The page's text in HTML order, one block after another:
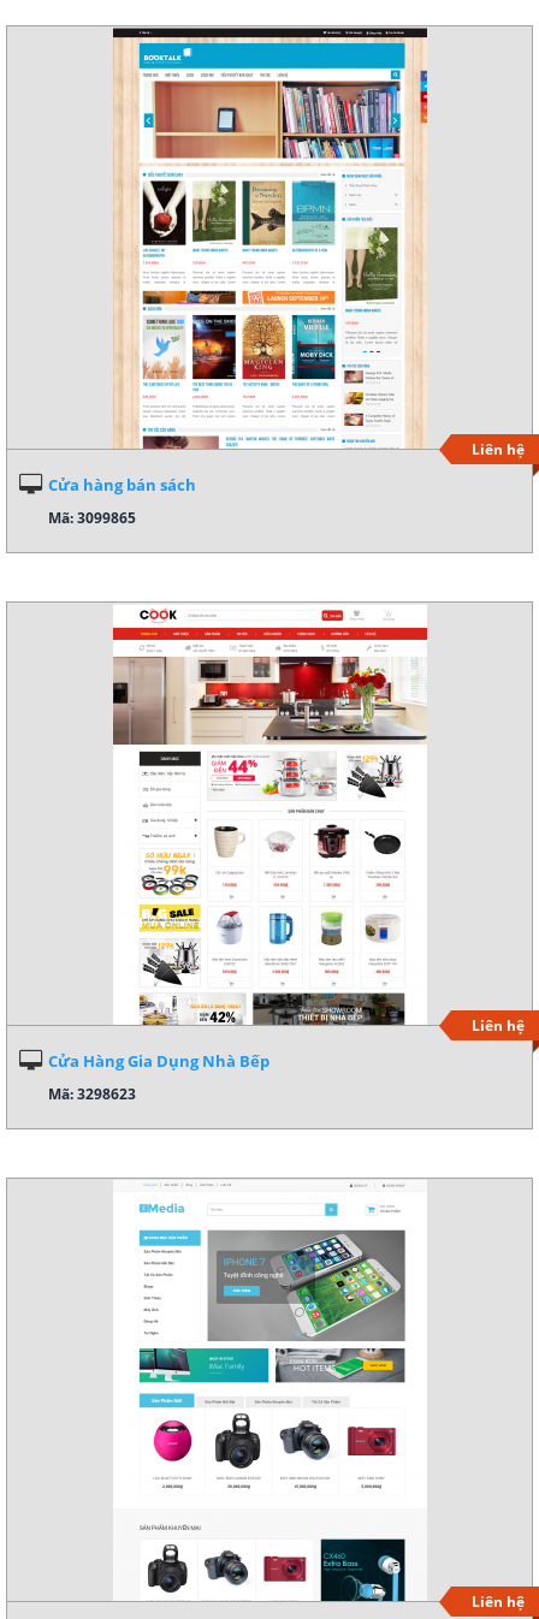
Chi tiết
Liên hệ
Cửa hàng bán sách
Mã: 3099865
Chi tiết
Liên hệ
Cửa Hàng Gia Dụng Nhà Bếp
Mã: 3298623
Liên hệ